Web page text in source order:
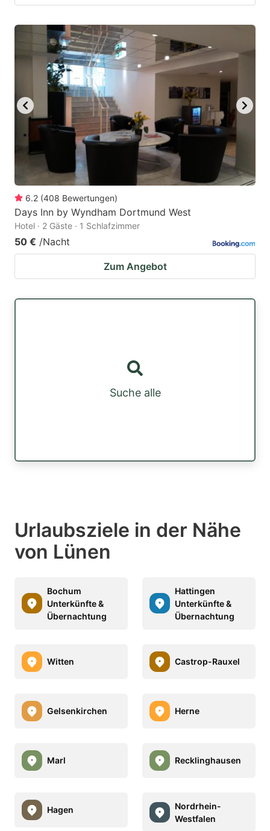
6.2 (408 Bewertungen)
Days Inn by Wyndham Dortmund West
Hotel · 2 Gäste · 1 Schlafzimmer
50 € /Nacht
Zum Angebot
Suche alle
Urlaubsziele in der Nähe
von Lünen
Bochum
Unterkünfte &
Übernachtung
Hattingen
Unterkünfte &
Übernachtung
Witten Castrop-Rauxel
Gelsenkirchen Herne
Marl Recklinghausen
Hagen
Nordrhein-
Westfalen